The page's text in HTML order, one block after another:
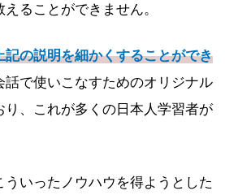
ることができません。
記の説明を細かくすることができ
話で使いこなすためのオリジナル
り、これが多くの日本人学習者が
ういったノウハウを得ようとした